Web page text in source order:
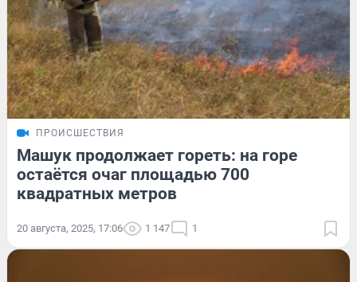
ПРОИСШЕСТВИЯ
Машук продолжает гореть: на горе
остаётся очаг площадью 700
квадратных метров
20 августа, 2025, 17:06 1 147 1